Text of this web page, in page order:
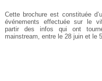
Cette brochure est constituée
événements effectuée sur le
partir des infos qui ont
mainstream, entre le 28 juin et le